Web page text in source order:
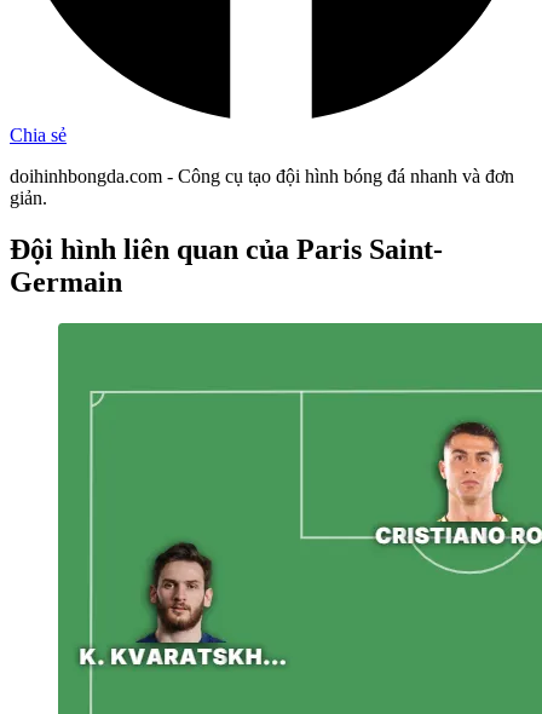
Chia sẻ
doihinhbongda.com - Công cụ tạo đội hình bóng đá nhanh và đơn
giản.
Đội hình liên quan của Paris Saint-
Germain